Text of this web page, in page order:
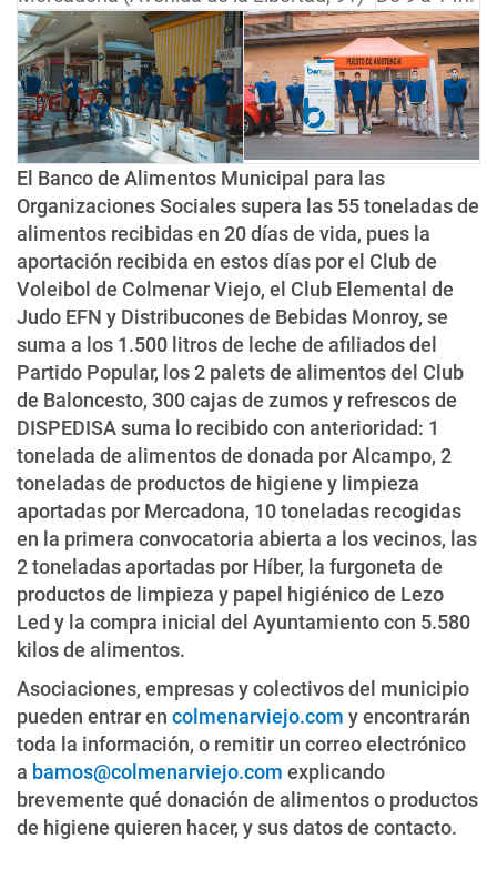
El Banco de Alimentos Municipal para las
Organizaciones Sociales supera las 55 toneladas de
alimentos recibidas en 20 días de vida, pues la
aportación recibida en estos días por el Club de
Voleibol de Colmenar Viejo, el Club Elemental de
Judo EFN y Distribucones de Bebidas Monroy, se
suma a los 1.500 litros de leche de afiliados del
Partido Popular, los 2 palets de alimentos del Club
de Baloncesto, 300 cajas de zumos y refrescos de
DISPEDISA suma lo recibido con anterioridad: 1
tonelada de alimentos de donada por Alcampo, 2
toneladas de productos de higiene y limpieza
aportadas por Mercadona, 10 toneladas recogidas
en la primera convocatoria abierta a los vecinos, las
2 toneladas aportadas por Híber, la furgoneta de
productos de limpieza y papel higiénico de Lezo
Led y la compra inicial del Ayuntamiento con 5.580
kilos de alimentos.
Asociaciones, empresas y colectivos del municipio
pueden entrar en colmenarviejo.com y encontrarán
toda la información, o remitir un correo electrónico
a bamos@colmenarviejo.com explicando
brevemente qué donación de alimentos o productos
de higiene quieren hacer, y sus datos de contacto.